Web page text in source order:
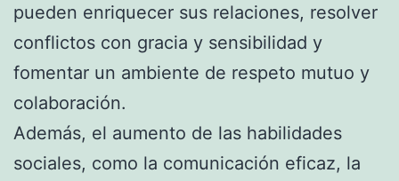
pueden enriquecer sus relaciones, resolver
conflictos con gracia y sensibilidad y
fomentar un ambiente de respeto mutuo y
colaboración.
Además, el aumento de las habilidades
sociales, como la comunicación eficaz, la